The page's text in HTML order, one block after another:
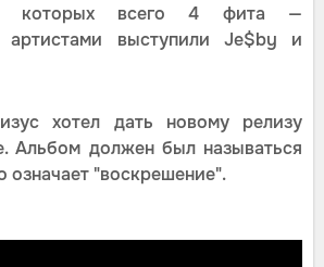
которых всего 4 фита —
артистами выступили Je$by и
хотел дать новому релизу
Альбом должен был называться
означает "воскрешение".